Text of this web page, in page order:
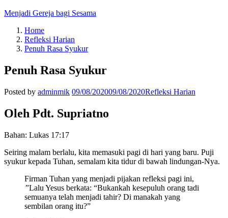
Menjadi Gereja bagi Sesama
Home
Refleksi Harian
Penuh Rasa Syukur
Penuh Rasa Syukur
Posted by adminmik 09/08/202009/08/2020Refleksi Harian
Oleh Pdt. Supriatno
Bahan: Lukas 17:17
Seiring malam berlalu, kita memasuki pagi di hari yang baru. Puji
syukur kepada Tuhan, semalam kita tidur di bawah lindungan-Nya.
Firman Tuhan yang menjadi pijakan refleksi pagi ini,
”Lalu Yesus berkata: “Bukankah kesepuluh orang tadi
semuanya telah menjadi tahir? Di manakah yang
sembilan orang itu?”